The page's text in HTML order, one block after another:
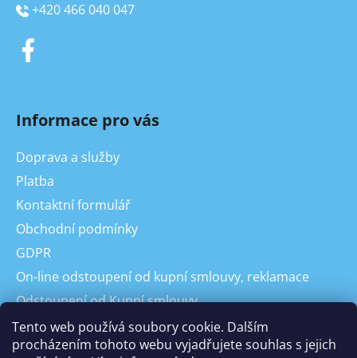
Tento web používá soubory cookie. Dalším
procházením tohoto webu vyjadřujete souhlas s jejich
+420 466 040 047
Informace pro vás
Doprava a služby
Platba
Kontaktní formulář
Obchodní podmínky
GDPR
On-line odstoupení od kupní smlouvy, reklamace
Odstoupení od Kupní smlouvy
Reklamace